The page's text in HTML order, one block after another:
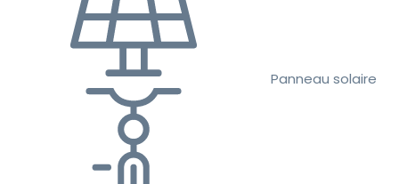
Panneau solaire